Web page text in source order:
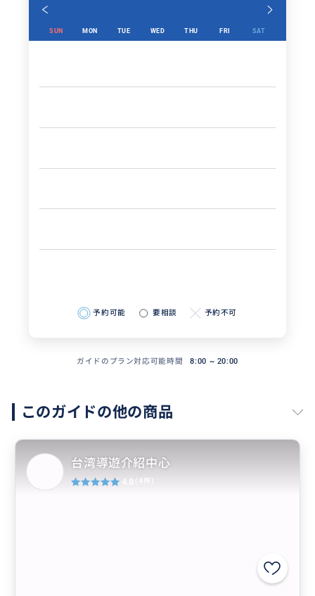
SUN MON TUE WED THU FRI SAT
予約可能 要相談 予約不可
ガイドのプラン対応可能時間 8:00 ~ 20:00
このガイドの他の商品
台湾導遊介紹中心
4.8 (4件)